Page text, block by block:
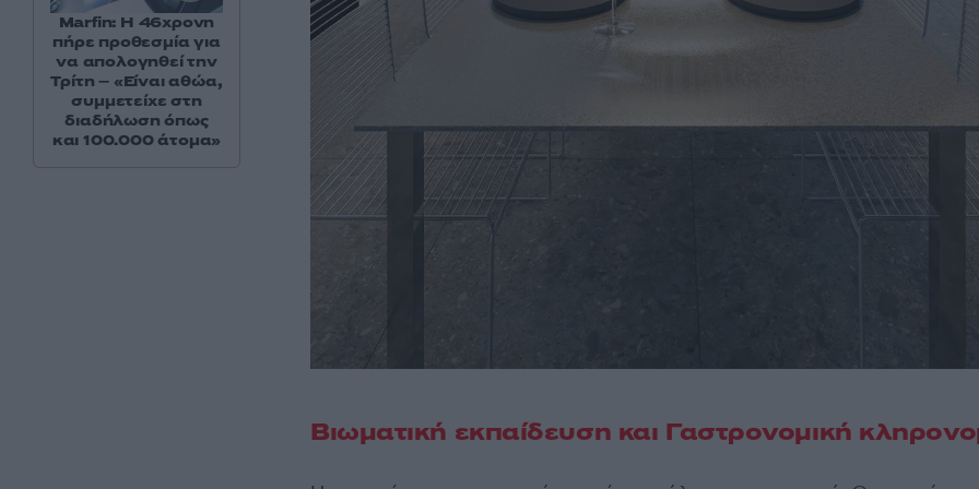
Βιωματική εκπαίδευση και Γαστρονομική
Marfin: Η 46χρονη
πήρε προθεσμία για
να απολογηθεί την
Τρίτη – «Είναι αθώα,
συμμετείχε στη
διαδήλωση όπως
και 100.000 άτομα»